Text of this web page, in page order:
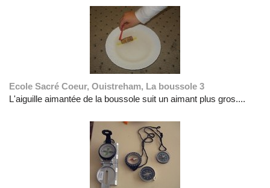
Ecole Sacré Coeur, Ouistreham, La boussole 3
L'aiguille aimantée de la boussole suit un aimant plus gros....